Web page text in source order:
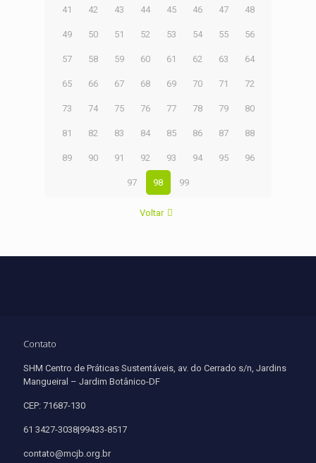
41 42 43 44 45 46 47 48
49 50 51 52 53 54 55 56
57 58 59 60 61 62 63 64
65 66 67 68 69 70 71 72
73 74 75 76 77 78 79 80
81 82 83 84 85 86 87 88
89 90 91 92 93 94 95 96
97 98 99
Voltar
Contato
SHM Centro de Práticas Sustentáveis, av. do Cerrado s/n, Jardins
Mangueiral – Jardim Botânico-DF
CEP: 71687-130
61 3427-3038|99433-8517
contato@mcjb.org.br